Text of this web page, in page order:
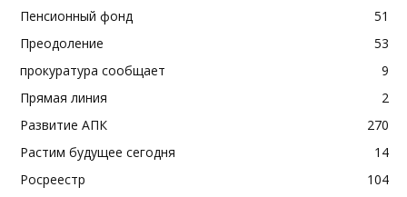
Пенсионный фонд
51
Преодоление
53
прокуратура сообщает
9
Прямая линия
2
Развитие АПК
270
Растим будущее сегодня
14
Росреестр
104